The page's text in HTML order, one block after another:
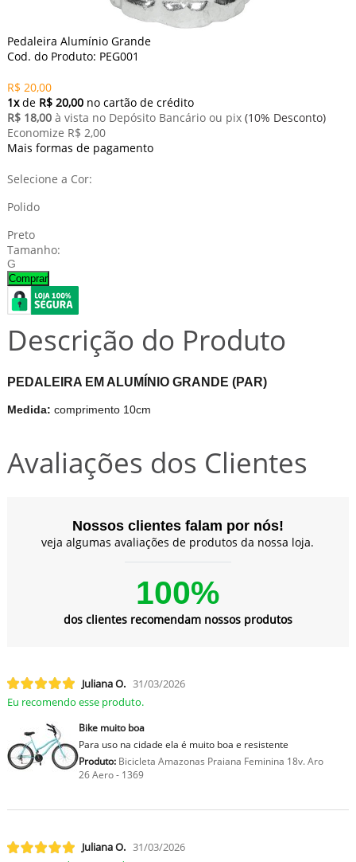
Pedaleira Alumínio Grande
Cod. do Produto: PEG001
R$ 20,00
1xde R$ 20,00 no cartão de crédito
R$ 18,00 à vista no Depósito Bancário ou pix (10% Desconto)
Economize R$ 2,00
Mais formas de pagamento
Selecione a Cor:
Polido
Preto
Tamanho:
G
Comprar
Descrição do Produto
PEDALEIRA EM ALUMÍNIO GRANDE (PAR)
Medida: comprimento 10cm
Avaliações dos Clientes
Nossos clientes falam por nós!
veja algumas avaliações de produtos da nossa loja.
100%
dos clientes recomendam nossos produtos
Juliana O. 31/03/2026
Eu recomendo esse produto.
Bike muito boa
Para uso na cidade ela é muito boa e resistente
Produto:Bicicleta Amazonas Praiana Feminina 18v. Aro
26 Aero - 1369
Juliana O. 31/03/2026